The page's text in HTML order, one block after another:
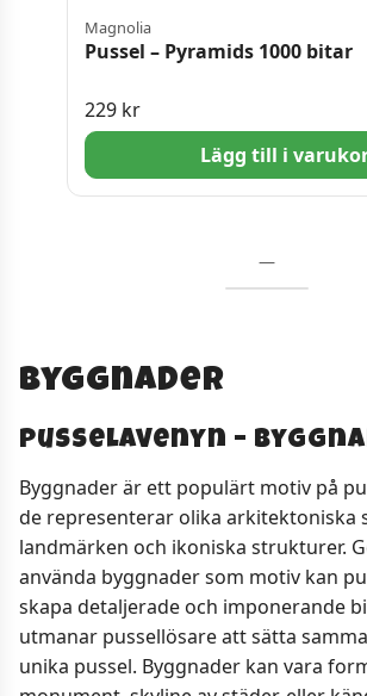
Magnolia
Pussel – Pyramids 1000 bitar
229 kr
Lägg till i
—
Byggnader
Pusselavenyn –
Byggnader är ett populärt motiv på
de representerar olika arkitektoniska
landmärken och ikoniska strukturer.
använda byggnader som motiv kan
skapa detaljerade och imponerande
utmanar pussellösare att sätta
unika pussel. Byggnader kan vara